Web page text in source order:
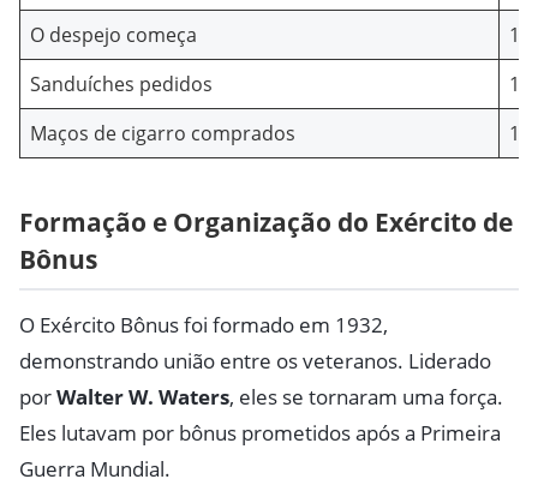
O despejo começa
13
Sanduíches pedidos
Maços de cigarro comprados
Formação e Organização do Exército de
Bônus
O Exército Bônus foi formado em 1932,
demonstrando união entre os veteranos. Liderado
porWalter W. Waters, eles se tornaram uma força.
Eles lutavam por bônus prometidos após a Primeira
Guerra Mundial.